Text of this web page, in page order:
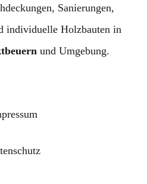
Sanierungen,
individuelle Holzbauten in
und Umgebung.